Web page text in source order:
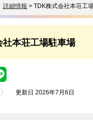
詳細情報 > TDK株式会社本荘工
社本荘工場駐車場
更新日 2026年7月6日